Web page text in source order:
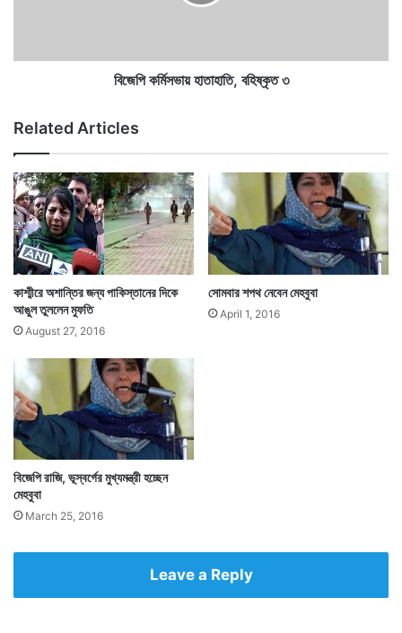
হা
,
ব
হি
ষ্কৃ
ত
৩
বিজেপি কর্মিসভায় হাতাহাতি, বহিষ্কৃত ৩
Related Articles
কাশ্মীরে অশান্তির জন্য পাকিস্তানের দিকে
আঙুল তুললেন মুফতি
August 27, 2016
সোমবার শপথ নেবেন মেহবুবা
April 1, 2016
বিজেপি রাজি, ভূস্বর্গের মুখ্যমন্ত্রী হচ্ছেন
মেহবুবা
March 25, 2016
Leave a Reply